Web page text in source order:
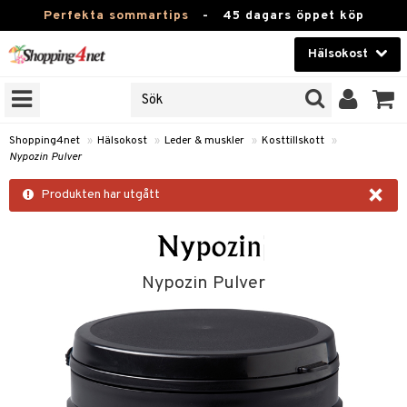
Perfekta sommartips - 45 dagars öppet köp
Hälsokost
Skönhet
Kontaktlinser
Apotek
Leksaker, Barn & Baby
Varumärken
Kampanjer
Shopping4net » Hälsokost » Leder & muskler » Kosttillskott »
Nypozin Pulver
×
Produkten har utgått
Nypozin Pulver